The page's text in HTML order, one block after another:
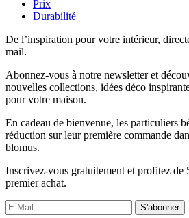
Prix
Durabilité
De l’inspiration pour votre intérieur,
mail.
Abonnez-vous à notre newsletter et
nouvelles collections, idées déco
pour votre maison.
En cadeau de bienvenue, les particuliers
réduction sur leur première commande
blomus.
Inscrivez-vous gratuitement et profitez de
premier achat.
S'abonner